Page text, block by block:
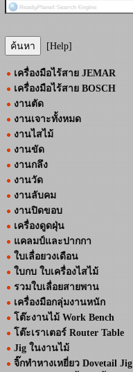
[Help]
เครื่องมือไร้สาย JEMAR
เครื่องมือไร้สาย BOSCH
งานตัด
งานเจาะทั้งหมด
งานไสไม้
งานขัด
งานกลึง
งานวัด
งานลับคม
งานปิดขอบ
เครื่องดูดฝุ่น
แคลมป์และปากกา
ใบเลื่อยวงเดือน
ใบกบ ใบเครื่องไสไม้
รวมใบเลื่อยสายพาน
เครื่องมือกลุ่มงานหนัก
โต๊ะงานไม้ Work Bench
โต๊ะเราเตอร์ Router Table
Jig ในงานไม้
จิ๊กทำหางเหยี่ยว Dovetail Jig